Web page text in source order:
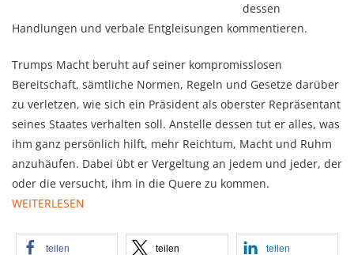
dessen
Handlungen und verbale Entgleisungen kommentieren.
Trumps Macht beruht auf seiner kompromisslosen
Bereitschaft, sämtliche Normen, Regeln und Gesetze darüber
zu verletzen, wie sich ein Präsident als oberster Repräsentant
seines Staates verhalten soll. Anstelle dessen tut er alles, was
ihm ganz persönlich hilft, mehr Reichtum, Macht und Ruhm
anzuhäufen. Dabei übt er Vergeltung an jedem und jeder, der
oder die versucht, ihm in die Quere zu kommen.
WEITERLESEN
teilen teilen teilen